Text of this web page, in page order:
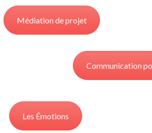
Médiation de projet
Communication
Les Émotions